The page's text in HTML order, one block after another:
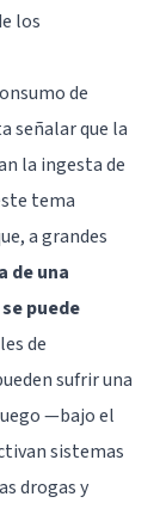
los
de
señalar que la
la ingesta de
tema
a grandes
de una
puede
de
sufrir una
—bajo el
sistemas
drogas y